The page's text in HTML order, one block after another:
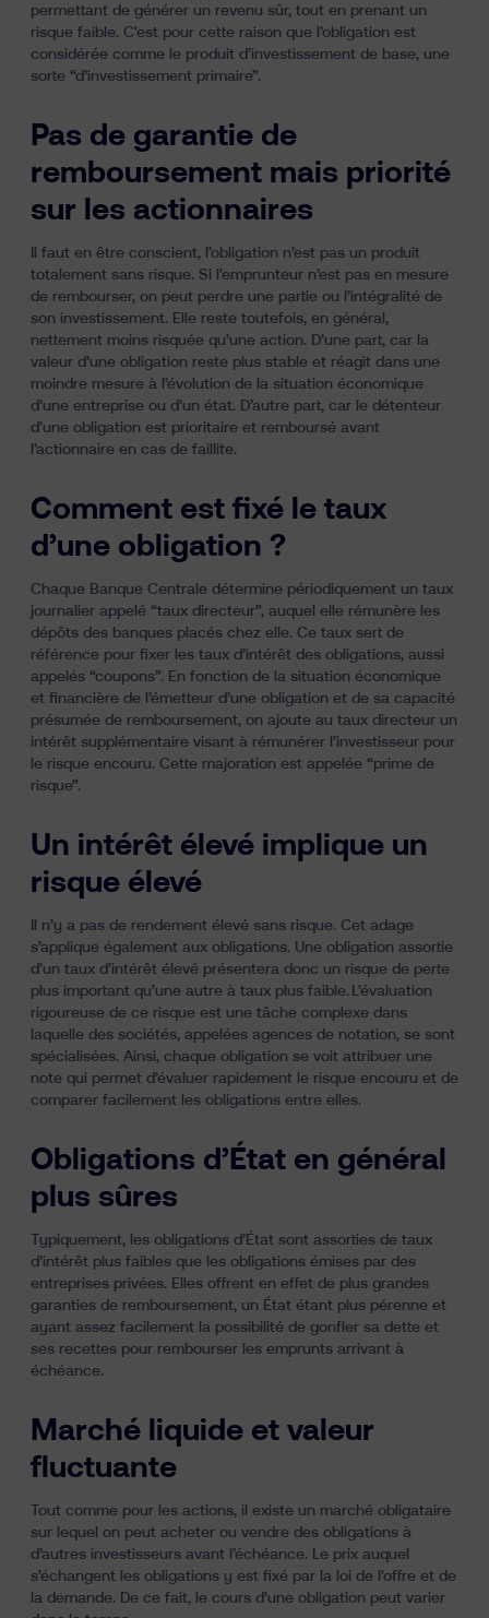
permettant de générer un revenu sûr, tout en prenant un
risque faible. C'est pour cette raison que l’obligation est
considérée comme le produit d’investissement de base, une
sorte “d’investissement primaire”.
Pas de garantie de
remboursement mais priorité
sur les actionnaires
Il faut en être conscient, l’obligation n’est pas un produit
totalement sans risque. Si l'emprunteur n’est pas en mesure
de rembourser, on peut perdre une partie ou l’intégralité de
son investissement. Elle reste toutefois, en général,
nettement moins risquée qu’une action. D’une part, car la
valeur d’une obligation reste plus stable et réagit dans une
moindre mesure à l’évolution de la situation économique
d’une entreprise ou d’un état. D’autre part, car le détenteur
d’une obligation est prioritaire et remboursé avant
l’actionnaire en cas de faillite.
Comment est fixé le taux
d’une obligation ?
Chaque Banque Centrale détermine périodiquement un taux
journalier appelé “taux directeur”, auquel elle rémunère les
dépôts des banques placés chez elle. Ce taux sert de
référence pour fixer les taux d’intérêt des obligations, aussi
appelés “coupons”. En fonction de la situation économique
et financière de l’émetteur d’une obligation et de sa capacité
présumée de remboursement, on ajoute au taux directeur un
intérêt supplémentaire visant à rémunérer l’investisseur pour
le risque encouru. Cette majoration est appelée “prime de
risque”.
Un intérêt élevé implique un
risque élevé
Il n’y a pas de rendement élevé sans risque. Cet adage
s’applique également aux obligations. Une obligation assortie
d’un taux d’intérêt élevé présentera donc un risque de perte
plus important qu’une autre à taux plus faible. L’évaluation
rigoureuse de ce risque est une tâche complexe dans
laquelle des sociétés, appelées agences de notation, se sont
spécialisées. Ainsi, chaque obligation se voit attribuer une
note qui permet d’évaluer rapidement le risque encouru et de
comparer facilement les obligations entre elles.
Obligations d’État en général
plus sûres
Typiquement, les obligations d’État sont assorties de taux
d’intérêt plus faibles que les obligations émises par des
entreprises privées. Elles offrent en effet de plus grandes
garanties de remboursement, un État étant plus pérenne et
ayant assez facilement la possibilité de gonfler sa dette et
ses recettes pour rembourser les emprunts arrivant à
échéance.
Marché liquide et valeur
fluctuante
Tout comme pour les actions, il existe un marché obligataire
sur lequel on peut acheter ou vendre des obligations à
d’autres investisseurs avant l’échéance. Le prix auquel
s’échangent les obligations y est fixé par la loi de l’offre et de
la demande. De ce fait, le cours d’une obligation peut varier